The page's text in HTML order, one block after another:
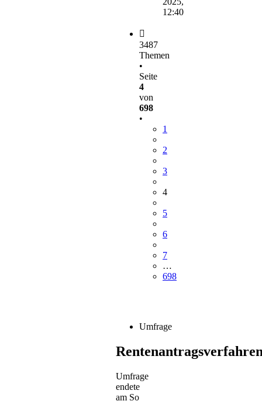
12:40
3487
Themen
•
Seite
4
von
698
•
1
2
3
4
5
6
7
…
698
Umfrage
Umfrage
endete
am So